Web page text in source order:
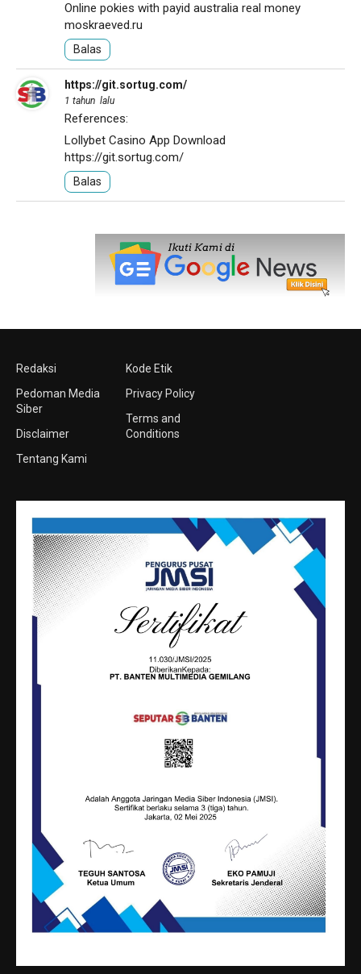
Online pokies with payid australia real money
moskraeved.ru
Balas
https://git.sortug.com/
1 tahun lalu
References:
Lollybet Casino App Download
https://git.sortug.com/
Balas
Redaksi
Pedoman Media
Siber
Disclaimer
Tentang Kami
Kode Etik
Privacy Policy
Terms and
Conditions